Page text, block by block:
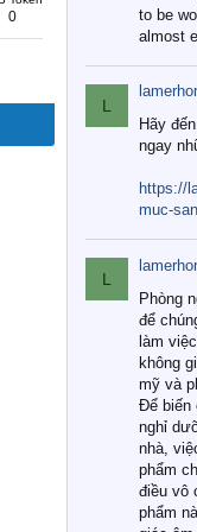
0
to be
almost
L
Hãy
ngay
https://
muc-
L
Phòng
để
làm
không
mỹ và
Để biến
nghỉ
nhà,
phẩm
điều vô
phẩm